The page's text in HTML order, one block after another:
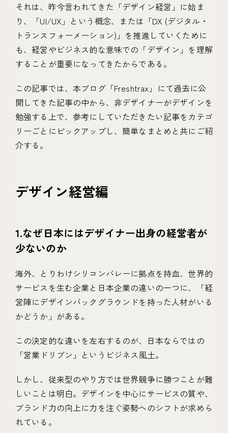
それは、昨今言われてきた「デザイン経営」に始ま
り、「UI/UX」という概念、または「DX (デジタル・
トランスフォーメーション)」を推進していくために
も、経営やビジネス的な意味での「デザイン」を理解
することが重要になってきたからである。
この記事では、本ブログ「Freshtrax」にて過去に公
開してきた記事の中から、非デザイナーがデザインを
勉強する上で、参考にしていただきたい記事をカテゴ
リーごとにピックアップし、簡単なまとめと共にご紹
介する。
デザイン経営編
1.なぜ日本にはデザイナー出身の経営者が
少ないのか
海外、とりわけシリコンバレーに拠点を持血、世界的
サービスを生む企業と日本企業の違いの一つに、「経
営陣にデザインバックグラウンドを持った人材がいる
かどうか」がある。
この決定的な違いを左右するのが、日本ならではの
「営業ドリブン」というビジネス風土。
しかし、従来型のやり方では世界競争に勝つことが難
しいことは明白。デザインを中心にサービスの質や、
ブランド力の向上に力を注ぐ姿勢へのシフトが求めら
れている。